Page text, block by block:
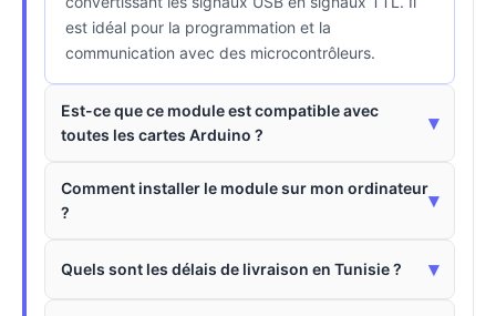
est idéal pour la programmation et la
communication avec des microcontrôleurs.
Est-ce que ce module est compatible avec
toutes les cartes Arduino ?
▾
Comment installer le module sur mon ordinateur
?
▾
Quels sont les délais de livraison en Tunisie ? ▾